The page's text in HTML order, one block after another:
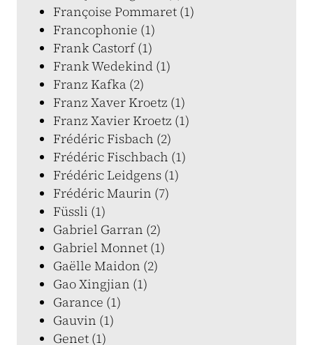
Françoise Pommaret (1)
Francophonie (1)
Frank Castorf (1)
Frank Wedekind (1)
Franz Kafka (2)
Franz Xaver Kroetz (1)
Franz Xavier Kroetz (1)
Frédéric Fisbach (2)
Frédéric Fischbach (1)
Frédéric Leidgens (1)
Frédéric Maurin (7)
Füssli (1)
Gabriel Garran (2)
Gabriel Monnet (1)
Gaëlle Maidon (2)
Gao Xingjian (1)
Garance (1)
Gauvin (1)
Genet (1)